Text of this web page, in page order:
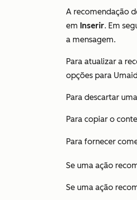
A recomendação
em Inserir. Em
a mensagem.
Para atualizar a
opções para Uma
Para descartar
Para copiar o
Para fornecer
Se uma ação
Se uma ação